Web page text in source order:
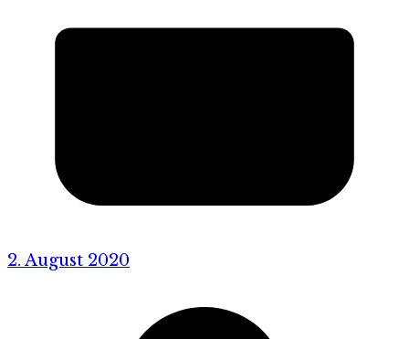
2. August 2020